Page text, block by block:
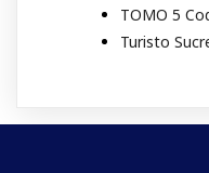
TOMO 5
Turisto